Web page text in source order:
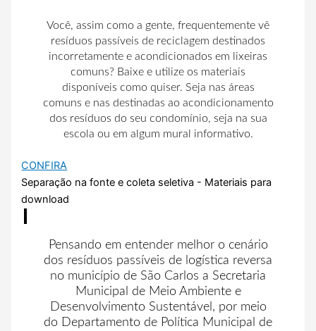
Você, assim como a gente, frequentemente vê
resíduos passíveis de reciclagem destinados
incorretamente e acondicionados em lixeiras
comuns? Baixe e utilize os materiais
disponíveis como quiser. Seja nas áreas
comuns e nas destinadas ao acondicionamento
dos resíduos do seu condomínio, seja na sua
escola ou em algum mural informativo.
CONFIRA
Separação na fonte e coleta seletiva - Materiais para
download
Pensando em entender melhor o cenário
dos resíduos passíveis de logística reversa
no município de São Carlos a Secretaria
Municipal de Meio Ambiente e
Desenvolvimento Sustentável, por meio
do Departamento de Política Municipal de